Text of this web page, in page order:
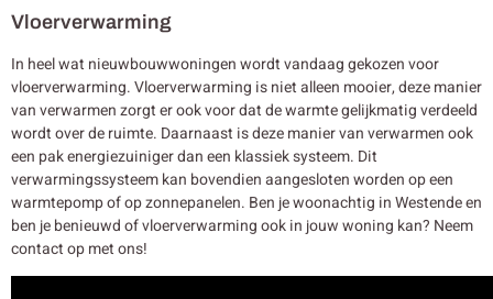
Vloerverwarming
In heel wat nieuwbouwwoningen wordt vandaag gekozen voor
vloerverwarming. Vloerverwarming is niet alleen mooier, deze manier
van verwarmen zorgt er ook voor dat de warmte gelijkmatig verdeeld
wordt over de ruimte. Daarnaast is deze manier van verwarmen ook
een pak energiezuiniger dan een klassiek systeem. Dit
verwarmingssysteem kan bovendien aangesloten worden op een
warmtepomp of op zonnepanelen. Ben je woonachtig in Westende en
ben je benieuwd of vloerverwarming ook in jouw woning kan? Neem
contact op met ons!